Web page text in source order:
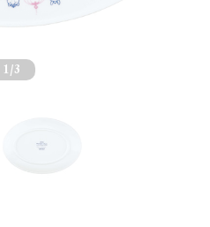
1 /3